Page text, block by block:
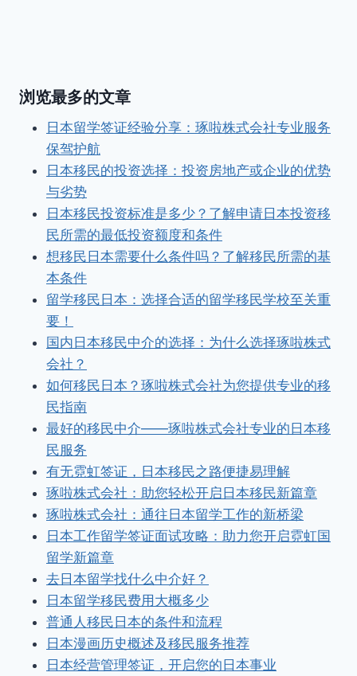
浏览最多的文章
日本留学签证经验分享：琢啦株式会社专业服务
保驾护航
日本移民的投资选择：投资房地产或企业的优势
与劣势
日本移民投资标准是多少？了解申请日本投资移
民所需的最低投资额度和条件
想移民日本需要什么条件吗？了解移民所需的基
本条件
留学移民日本：选择合适的留学移民学校至关重
要！
国内日本移民中介的选择：为什么选择琢啦株式
会社？
如何移民日本？琢啦株式会社为您提供专业的移
民指南
最好的移民中介——琢啦株式会社专业的日本移
民服务
有无霓虹签证，日本移民之路便捷易理解
琢啦株式会社：助您轻松开启日本移民新篇章
琢啦株式会社：通往日本留学工作的新桥梁
日本工作留学签证面试攻略：助力您开启霓虹国
留学新篇章
去日本留学找什么中介好？
日本留学移民费用大概多少
普通人移民日本的条件和流程
日本漫画历史概述及移民服务推荐
日本经营管理签证，开启您的日本事业